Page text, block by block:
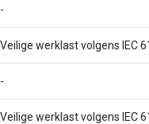
-
Veilige werklast volgens IEC
-
Veilige werklast volgens IEC